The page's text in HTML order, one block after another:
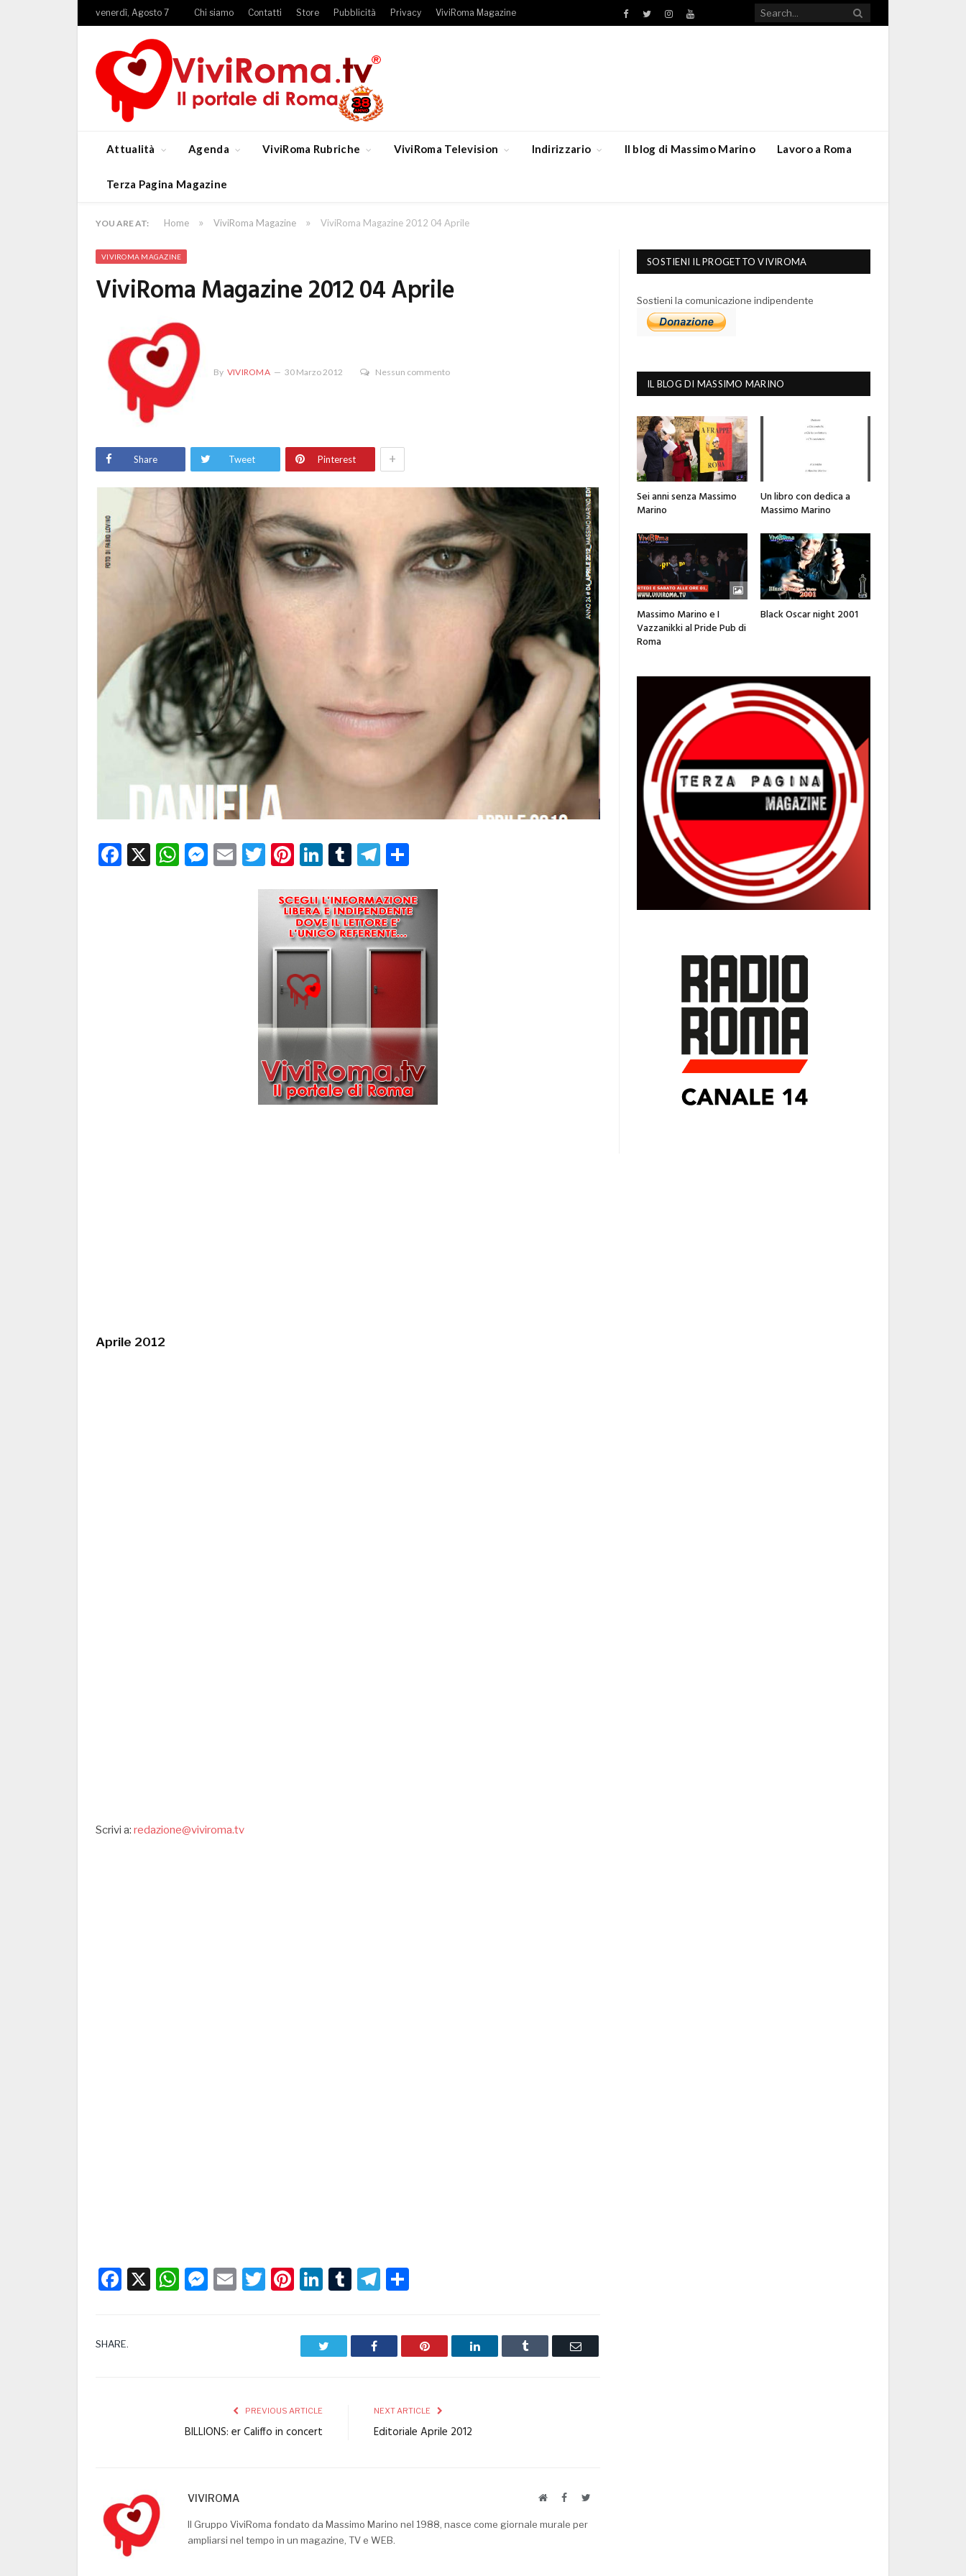
venerdì, Agosto 7 Chi siamo Contatti Store Pubblicità Privacy ViviRoma Magazine Facebook
TwitterInstagramYouTube
Attualità Agenda ViviRoma Rubriche ViviRoma Television Indirizzario Il blog di Massimo Marino Lavoro a Roma
Terza Pagina Magazine
YOU ARE AT: Home » ViviRoma Magazine » ViviRoma Magazine 2012 04 Aprile
VIVIROMA MAGAZINE
ViviRoma Magazine 2012 04 Aprile
By VIVIROMA 30 Marzo 2012 Nessun commento
Share Tweet Pinterest +
Facebook
X WhatsApp
Messenger
EmailTwitter
Pinterest
LinkedIn
TumblrTelegram
Aprile 2012
Scrivi a: redazione@viviroma.tv
Facebook
X WhatsApp
Messenger
EmailTwitter
Pinterest
LinkedIn
TumblrTelegram
SHARE. Facebook Pinterest LinkedIn Tumblr Email
PREVIOUS ARTICLE
BILLIONS: er Califfo in concert
NEXT ARTICLE
Editoriale Aprile 2012
VIVIROMA WebsiteFacebookTwitter
Il Gruppo ViviRoma fondato da Massimo Marino nel 1988, nasce come giornale murale per
ampliarsi nel tempo in un magazine, TV e WEB.
SOSTIENI IL PROGETTO VIVIROMA
Sostieni la comunicazione indipendente
IL BLOG DI MASSIMO MARINO
Sei anni senza Massimo
Marino
Un libro con dedica a
Massimo Marino
Massimo Marino e I
Vazzanikki al Pride Pub di
Roma
Black Oscar night 2001